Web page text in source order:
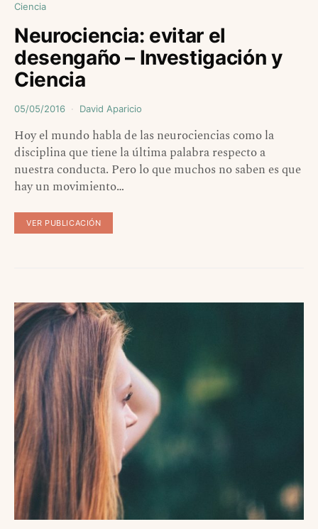
Ciencia
Neurociencia: evitar el
desengaño – Investigación y
Ciencia
05/05/2016 David Aparicio
Hoy el mundo habla de las neurociencias como la
disciplina que tiene la última palabra respecto a
nuestra conducta. Pero lo que muchos no saben es que
hay un movimiento…
VER PUBLICACIÓN